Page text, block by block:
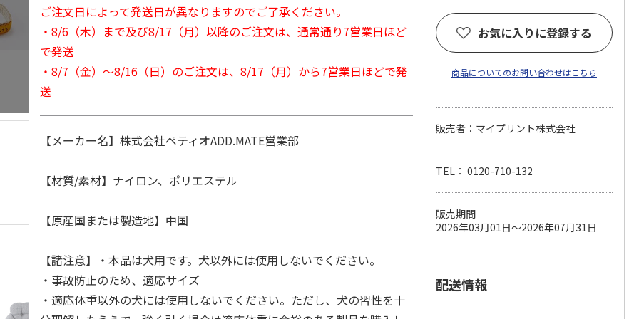
ご注文日によって発送日が異なりますのでご了承ください。
・8/6（木）まで及び8/17（月）以降のご注文は、通常通り7営業日ほど
で発送
・8/7（金）～8/16（日）のご注文は、8/17（月）から7営業日ほどで発
送
【メーカー名】株式会社ペティオADD.MATE営業部
【材質/素材】ナイロン、ポリエステル
【原産国または製造地】中国
【諸注意】・本品は犬用です。犬以外には使用しないでください。
・事故防止のため、適応サイズ
・適応体重以外の犬には使用しないでください。ただし、犬の習性を十
お気に入りに登録する
商品についてのお問い合わせはこちら
販売者：マイプリント株式会社
TEL： 0120-710-132
販売期間
2026年03月01日～2026年07月31日
配送情報